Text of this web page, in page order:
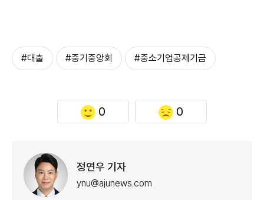
#대출 #중기중앙회 #중소기업공제기금
0 0
정연우 기자
ynu@ajunews.com